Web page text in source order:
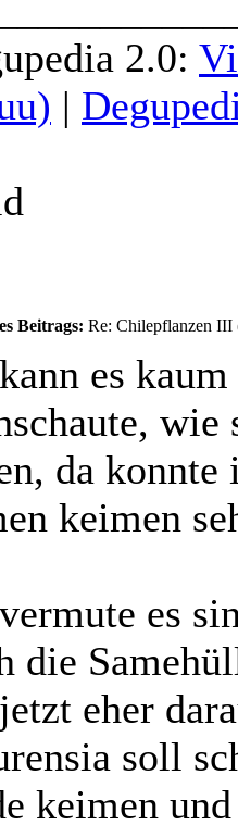
2.0:
|
Beitrags: Re: Chilepflanzen
es
wie
da
keimen
es
die
eher
soll
keimen